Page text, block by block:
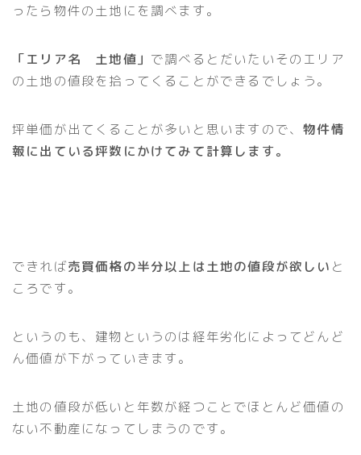
ったら物件の土地にを調べます。
「エリア名 土地値」 で調べるとだいたいそのエリア
の土地の値段を拾ってくることができるでしょう。
坪単価が出てくることが多いと思いますので、物件情
報に出ている坪数にかけてみて計算します。
できれば売買価格の半分以上は土地の値段が欲しい と
ころです。
というのも、建物というのは経年劣化によってどんど
ん価値が下がっていきます。
土地の値段が低いと年数が経つことでほとんど価値の
ない不動産になってしまうのです。